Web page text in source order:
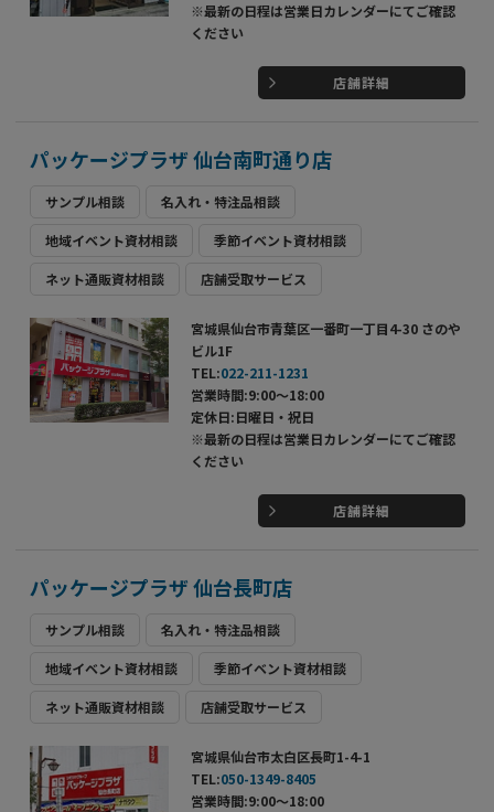
※最新の日程は営業日カレンダーにてご確認
ください
店舗詳細
パッケージプラザ 仙台南町通り店
サンプル相談 名入れ・特注品相談
地域イベント資材相談 季節イベント資材相談
ネット通販資材相談 店舗受取サービス
宮城県仙台市青葉区一番町一丁目4-30 さのや
ビル1F
TEL:022-211-1231
営業時間:9:00～18:00
定休日:日曜日・祝日
※最新の日程は営業日カレンダーにてご確認
ください
店舗詳細
パッケージプラザ 仙台長町店
サンプル相談 名入れ・特注品相談
地域イベント資材相談 季節イベント資材相談
ネット通販資材相談 店舗受取サービス
宮城県仙台市太白区長町1-4-1
TEL:050-1349-8405
営業時間:9:00～18:00